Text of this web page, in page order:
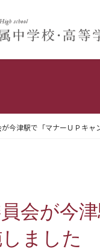
今津駅で「マナーＵＰキャ
ました